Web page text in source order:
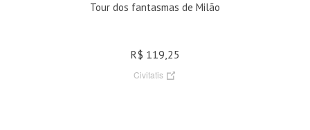
Tour dos fantasmas de Milão
R$ 119,25
Civitatis